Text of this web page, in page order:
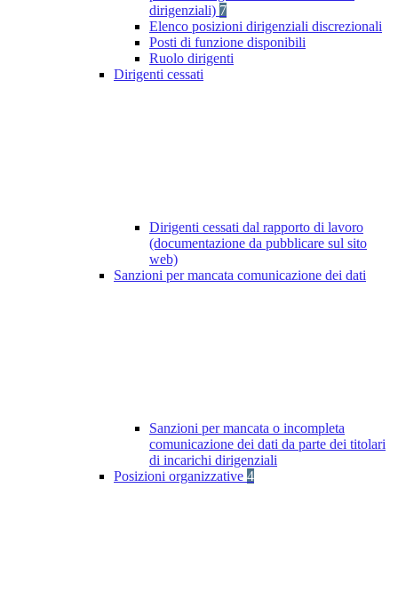
dirigenziali) 7
Elenco posizioni dirigenziali discrezionali
Posti di funzione disponibili
Ruolo dirigenti
Dirigenti cessati
Dirigenti cessati dal rapporto di lavoro
(documentazione da pubblicare sul sito
web)
Sanzioni per mancata comunicazione dei dati
Sanzioni per mancata o incompleta
comunicazione dei dati da parte dei titolari
di incarichi dirigenziali
Posizioni organizzative 4